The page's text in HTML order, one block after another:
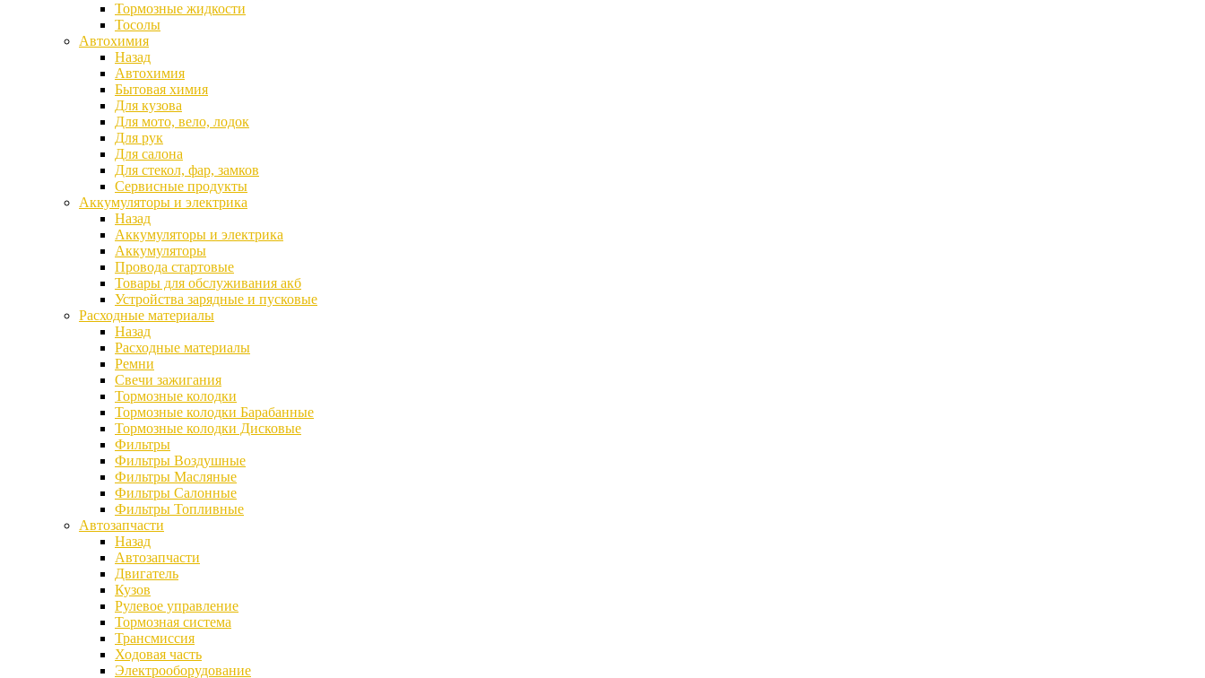
Тормозные жидкости
Тосолы
Автохимия
Назад
Автохимия
Бытовая химия
Для кузова
Для мото, вело, лодок
Для рук
Для салона
Для стекол, фар, замков
Сервисные продукты
Аккумуляторы и электрика
Назад
Аккумуляторы и электрика
Аккумуляторы
Провода стартовые
Товары для обслуживания акб
Устройства зарядные и пусковые
Расходные материалы
Назад
Расходные материалы
Ремни
Свечи зажигания
Тормозные колодки
Тормозные колодки Барабанные
Тормозные колодки Дисковые
Фильтры
Фильтры Воздушные
Фильтры Масляные
Фильтры Салонные
Фильтры Топливные
Автозапчасти
Назад
Автозапчасти
Двигатель
Кузов
Рулевое управление
Тормозная система
Трансмиссия
Ходовая часть
Электрооборудование